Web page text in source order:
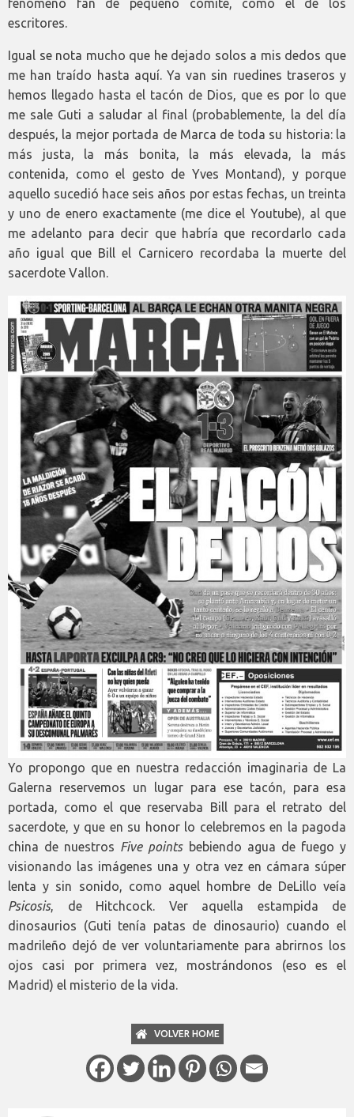
fenómeno fan de pequeño comité, como el de los
escritores.
Igual se nota mucho que he dejado solos a mis dedos que
me han traído hasta aquí. Ya van sin ruedines traseros y
hemos llegado hasta el tacón de Dios, que es por lo que
me sale Guti a saludar al final (probablemente, la del día
después, la mejor portada de Marca de toda su historia: la
más justa, la más bonita, la más elevada, la más
contenida, como el gesto de Yves Montand), y porque
aquello sucedió hace seis años por estas fechas, un treinta
y uno de enero exactamente (me dice el Youtube), al que
me adelanto para decir que habría que recordarlo cada
año igual que Bill el Carnicero recordaba la muerte del
sacerdote Vallon.
Yo propongo que en nuestra redacción imaginaria de La
Galerna reservemos un lugar para ese tacón, para esa
portada, como el que reservaba Bill para el retrato del
sacerdote, y que en su honor lo celebremos en la pagoda
china de nuestros Five pointsbebiendo agua de fuego y
visionando las imágenes una y otra vez en cámara súper
lenta y sin sonido, como aquel hombre de DeLillo veía
Psicosis, de Hitchcock. Ver aquella estampida de
dinosaurios (Guti tenía patas de dinosaurio) cuando el
madrileño dejó de ver voluntariamente para abrirnos los
ojos casi por primera vez, mostrándonos (eso es el
Madrid) el misterio de la vida.
VOLVER HOME